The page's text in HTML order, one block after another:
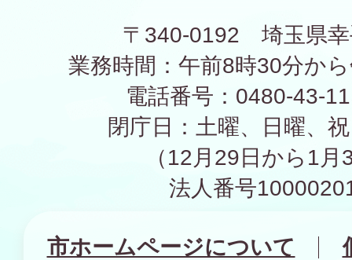
〒340-0192 埼玉県幸
業務時間：午前8時30分か
電話番号：0480-43-
閉庁日：土曜、日曜、
（12月29日から1
法人番号
市ホームページについて